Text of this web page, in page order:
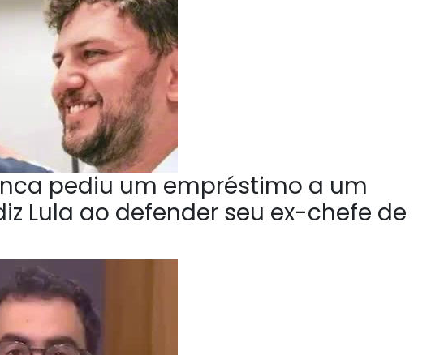
pediu um empréstimo a um
Lula ao defender seu ex-chefe de